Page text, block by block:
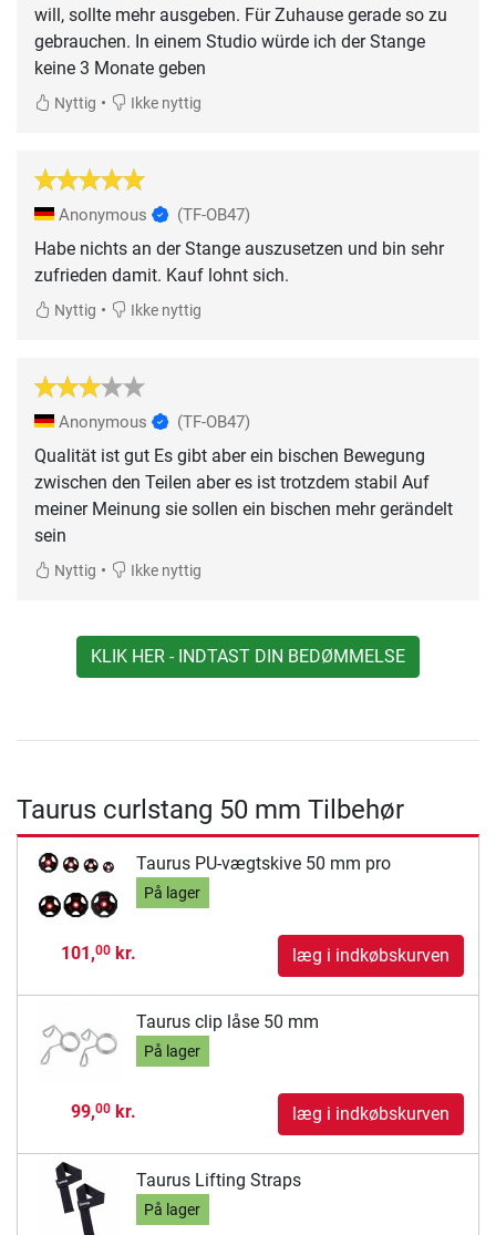
will, sollte mehr ausgeben. Für Zuhause gerade so zu
gebrauchen. In einem Studio würde ich der Stange
keine 3 Monate geben
Nyttig • Ikke nyttig
Anonymous (TF-OB47)
Habe nichts an der Stange auszusetzen und bin sehr
zufrieden damit. Kauf lohnt sich.
Nyttig • Ikke nyttig
Anonymous (TF-OB47)
Qualität ist gut Es gibt aber ein bischen Bewegung
zwischen den Teilen aber es ist trotzdem stabil Auf
meiner Meinung sie sollen ein bischen mehr gerändelt
sein
Nyttig • Ikke nyttig
KLIK HER - INDTAST DIN BEDØMMELSE
Taurus curlstang 50 mm Tilbehør
Taurus PU-vægtskive 50 mm pro
På lager
101,00kr. læg i indkøbskurven
Taurus clip låse 50 mm
På lager
99,00kr. læg i indkøbskurven
Taurus Lifting Straps
På lager